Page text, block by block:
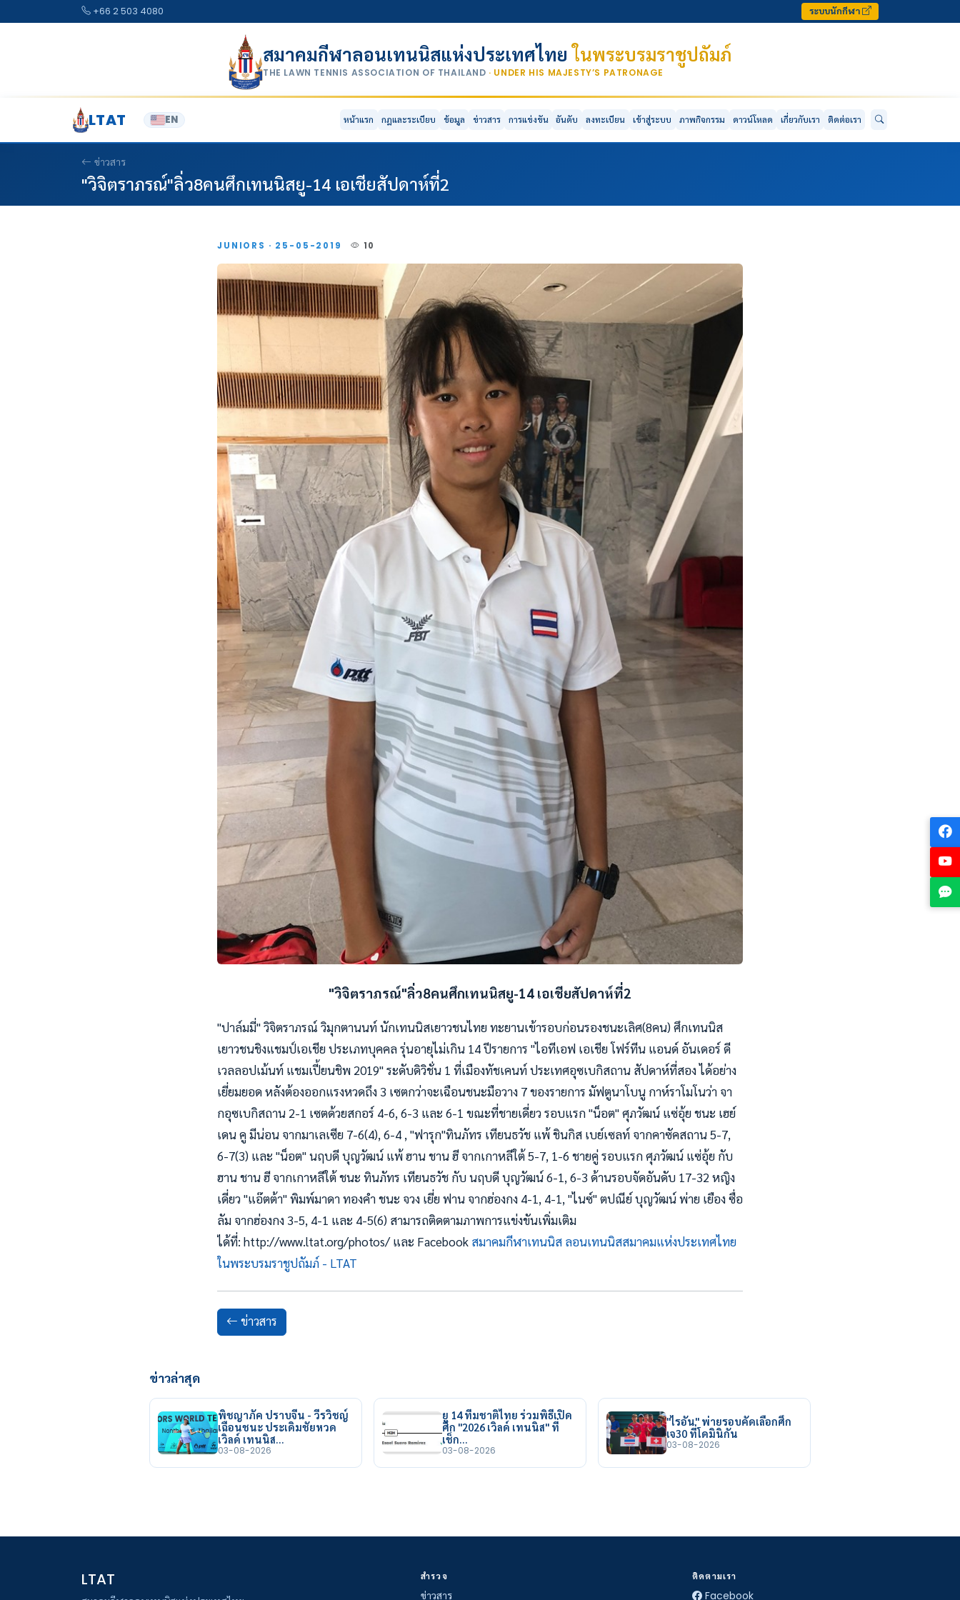
+66 2 503 4080 ระบบนักกีฬา
สมาคมกีฬาลอนเทนนิสแห่งประเทศไทยในพระบรมราชูปถัมภ์
THE LAWN TENNIS ASSOCIATION OF THAILAND · UNDER HIS MAJESTY’S PATRONAGE
LTAT EN หน้าแรก กฎและระเบียบ ข้อมูล ข่าวสาร การแข่งขัน อันดับ ลงทะเบียน เข้าสู่ระบบ ภาพกิจกรรม ดาวน์โหลด เกี่ยวกับเรา ติดต่อเรา
ข่าวสาร
"วิจิตราภรณ์"ลิ่ว8คนศึกเทนนิสยู-14 เอเชียสัปดาห์ที่2
JUNIORS · 25-05-2019 10
"วิจิตราภรณ์"ลิ่ว8คนศึกเทนนิสยู-14 เอเชียสัปดาห์ที่2
"ปาล์มมี่" วิจิตราภรณ์ วิมุกตานนท์ นักเทนนิสเยาวชนไทย ทะยานเข้ารอบก่อนรองชนะเลิศ(8คน) ศึกเทนนิส
เยาวชนชิงแชมป์เอเชีย ประเภทบุคคล รุ่นอายุไม่เกิน 14 ปีรายการ "ไอทีเอฟ เอเชีย โฟร์ทีน แอนด์ อันเดอร์ ดี
เวลลอปเม้นท์ แชมเปี้ยนชิพ 2019" ระดับดิวิชั่น 1 ที่เมืองทัชเคนท์ ประเทศอุซเบกิสถาน สัปดาห์ที่สอง ได้อย่าง
เยี่ยมยอด หลังต้องออกแรงหวดถึง 3 เซตกว่าจะเฉือนชนะมือวาง 7 ของรายการ มัฟตูนาโบนู กาห์ราโมโนว่า จา
กอุซเบกิสถาน 2-1 เซตด้วยสกอร์ 4-6, 6-3 และ 6-1 ขณะที่ชายเดี่ยว รอบแรก "น็อต" ศุภวัฒน์ แซ่อุ้ย ชนะ เฮย์
เดน คู มีน่อน จากมาเลเซีย 7-6(4), 6-4 , "ฟารุก"ทินภัทร เทียนธวัช แพ้ ชินกิส เบย์เซลท์ จากคาซัคสถาน 5-7,
6-7(3) และ "น็อต" นฤบดี บุญวัฒน์ แพ้ ฮาน ชาน ฮี จากเกาหลีใต้ 5-7, 1-6 ชายคู่ รอบแรก ศุภวัฒน์ แซ่อุ้ย กับ
ฮาน ชาน ฮี จากเกาหลีใต้ ชนะ ทินภัทร เทียนธวัช กับ นฤบดี บุญวัฒน์ 6-1, 6-3 ด้านรอบจัดอันดับ 17-32 หญิง
เดี่ยว "แอ๊ตต้า" พิมพ์มาดา ทองคำ ชนะ จวง เยี่ย ฟาน จากฮ่องกง 4-1, 4-1, "ไนซ์" ตปณีย์ บุญวัฒน์ พ่าย เยือง ซื่อ
ลัม จากฮ่องกง 3-5, 4-1 และ 4-5(6) สามารถติดตามภาพการแข่งขันเพิ่มเติม
ได้ที่: http://www.ltat.org/photos/ และ Facebook สมาคมกีฬาเทนนิส ลอนเทนนิสสมาคมแห่งประเทศไทย
ในพระบรมราชูปถัมภ์ - LTAT
ข่าวสาร
ข่าวล่าสุด
พิชญาภัค ปราบจีน - วีรวิชญ์
เฉือนชนะ ประเดิมชัยหวด
เวิลด์ เทนนิส…
03-08-2026
ยู 14 ทีมชาติไทย ร่วมพิธีเปิด
ศึก "2026 เวิลด์ เทนนิส" ที่
เช็ก…
03-08-2026
"ไรอัน" พ่ายรอบคัดเลือกศึก
เจ30 ที่โดมินิกัน
03-08-2026
LTAT สำรวจ
ข่าวสาร
ติดตามเรา
Facebook